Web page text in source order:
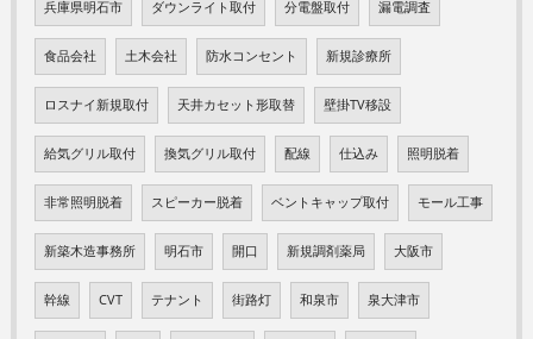
兵庫県明石市 ダウンライト取付 分電盤取付 漏電調査
食品会社 土木会社 防水コンセント 新規診療所
ロスナイ新規取付 天井カセット形取替 壁掛TV移設
給気グリル取付 換気グリル取付 配線 仕込み 照明脱着
非常照明脱着 スピーカー脱着 ベントキャップ取付 モール工事
新築木造事務所 明石市 開口 新規調剤薬局 大阪市
幹線 CVT テナント 街路灯 和泉市 泉大津市